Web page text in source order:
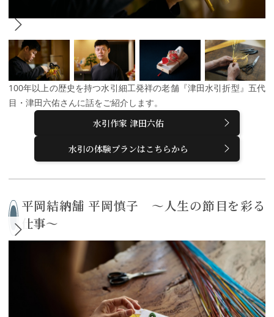
100年以上の歴史を持つ水引細工発祥の老舗『津田水引折型』五代
目・津田六佑さんに話をご紹介します。
水引作家 津田六佑
水引の体験プランはこちらから
平岡結納舗 平岡慎子 ～人生の節目を彩る
仕事～